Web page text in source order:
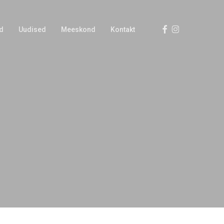
Uudised Meeskond Kontakt Facebook
Instagram